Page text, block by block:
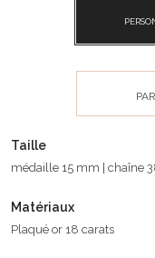
Taille
médaille 15 mm | chaîne
Matériaux
Plaqué or 18 carats